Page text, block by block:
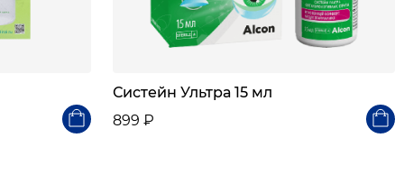
Систейн Ультра 15 мл
899 ₽